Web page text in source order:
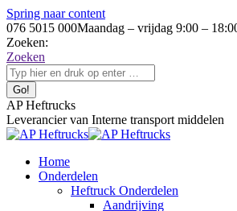
Spring naar content
076 5015 000Maandag – vrijdag 9:00 –
Zoeken:
Zoeken
AP Heftrucks
Leverancier van Interne transport middelen
Home
Onderdelen
Heftruck Onderdelen
Aandrijving